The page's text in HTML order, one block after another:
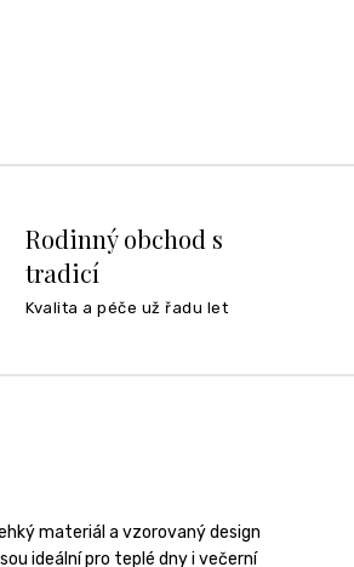
Rodinný obchod s
tradicí
Kvalita a péče už řadu let
materiál a vzorovaný design
ideální pro teplé dny i večerní